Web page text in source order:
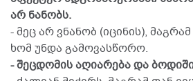
არ ნანობს.
- მეც არ ვნანობ (იცინის),
ხომ უნდა გამოვასწორო.
- შეცდომის აღიარება და